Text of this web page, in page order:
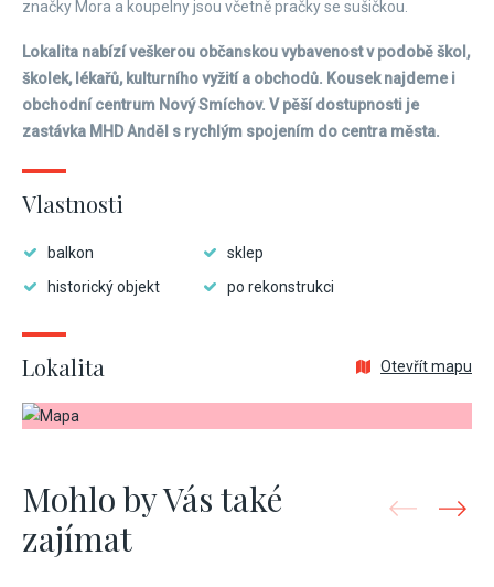
značky Mora a koupelny jsou včetně pračky se sušičkou.
Lokalita nabízí veškerou občanskou vybavenost v podobě škol,
školek, lékařů, kulturního vyžití a obchodů. Kousek najdeme i
obchodní centrum Nový Smíchov. V pěší dostupnosti je
zastávka MHD Anděl s rychlým spojením do centra města.
Vlastnosti
balkon
sklep
historický objekt
po rekonstrukci
Lokalita Otevřít mapu
Mohlo by Vás také
zajímat